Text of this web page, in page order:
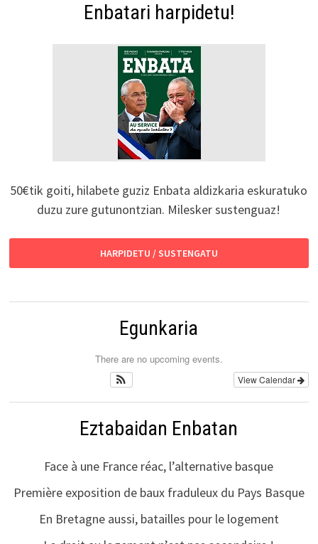
Enbatari harpidetu!
50€tik goiti, hilabete guziz Enbata aldizkaria eskuratuko
duzu zure gutunontzian. Milesker sustenguaz!
HARPIDETU / SUSTENGATU
Egunkaria
There are no upcoming events.
View Calendar
Eztabaidan Enbatan
Face à une France réac, l’alternative basque
Première exposition de baux fraduleux du Pays Basque
En Bretagne aussi, batailles pour le logement